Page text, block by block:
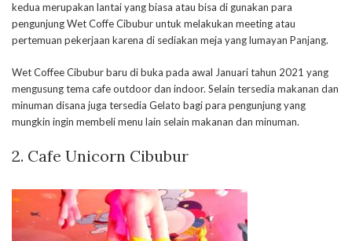
kedua merupakan lantai yang biasa atau bisa di gunakan para
pengunjung Wet Coffe Cibubur untuk melakukan meeting atau
pertemuan pekerjaan karena di sediakan meja yang lumayan Panjang.
Wet Coffee Cibubur baru di buka pada awal Januari tahun 2021 yang
mengusung tema cafe outdoor dan indoor. Selain tersedia makanan dan
minuman disana juga tersedia Gelato bagi para pengunjung yang
mungkin ingin membeli menu lain selain makanan dan minuman.
2. Cafe Unicorn Cibubur